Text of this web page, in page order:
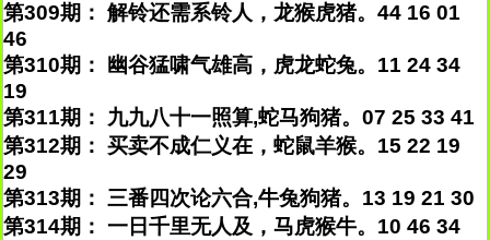
第309期： 解铃还需系铃人，龙猴虎猪。44 16 01
46
第310期： 幽谷猛啸气雄高，虎龙蛇兔。11 24 34
19
第311期： 九九八十一照算,蛇马狗猪。07 25 33 41
第312期： 买卖不成仁义在，蛇鼠羊猴。15 22 19
29
第313期： 三番四次论六合,牛兔狗猪。13 19 21 30
第314期： 一日千里无人及，马虎猴牛。10 46 34